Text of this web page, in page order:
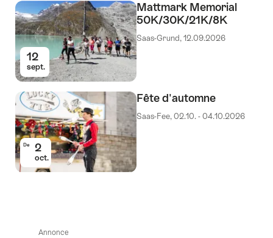
12
sept.
Mattmark Memorial
50K/30K/21K/8K
Saas-Grund, 12.09.2026
De 2
oct.
Fête d'automne
Saas-Fee, 02.10. - 04.10.2026
Annonce